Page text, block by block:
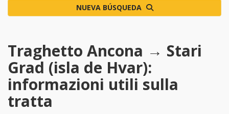
NUEVA BÚSQUEDA
Traghetto Ancona → Stari
Grad (isla de Hvar):
informazioni utili sulla
tratta